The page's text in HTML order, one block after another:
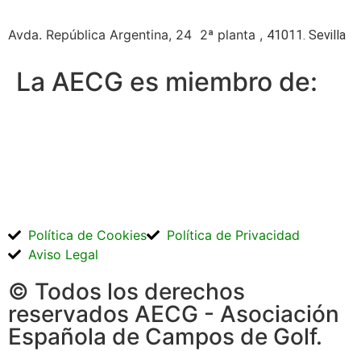
Avda. República Argentina, 24 2ª planta , 41011. Sevilla
La AECG es miembro de:
© Todos los derechos
reservados AECG - Asociación
Española de Campos de Golf.
Política de Cookies
Política de Privacidad
Aviso Legal